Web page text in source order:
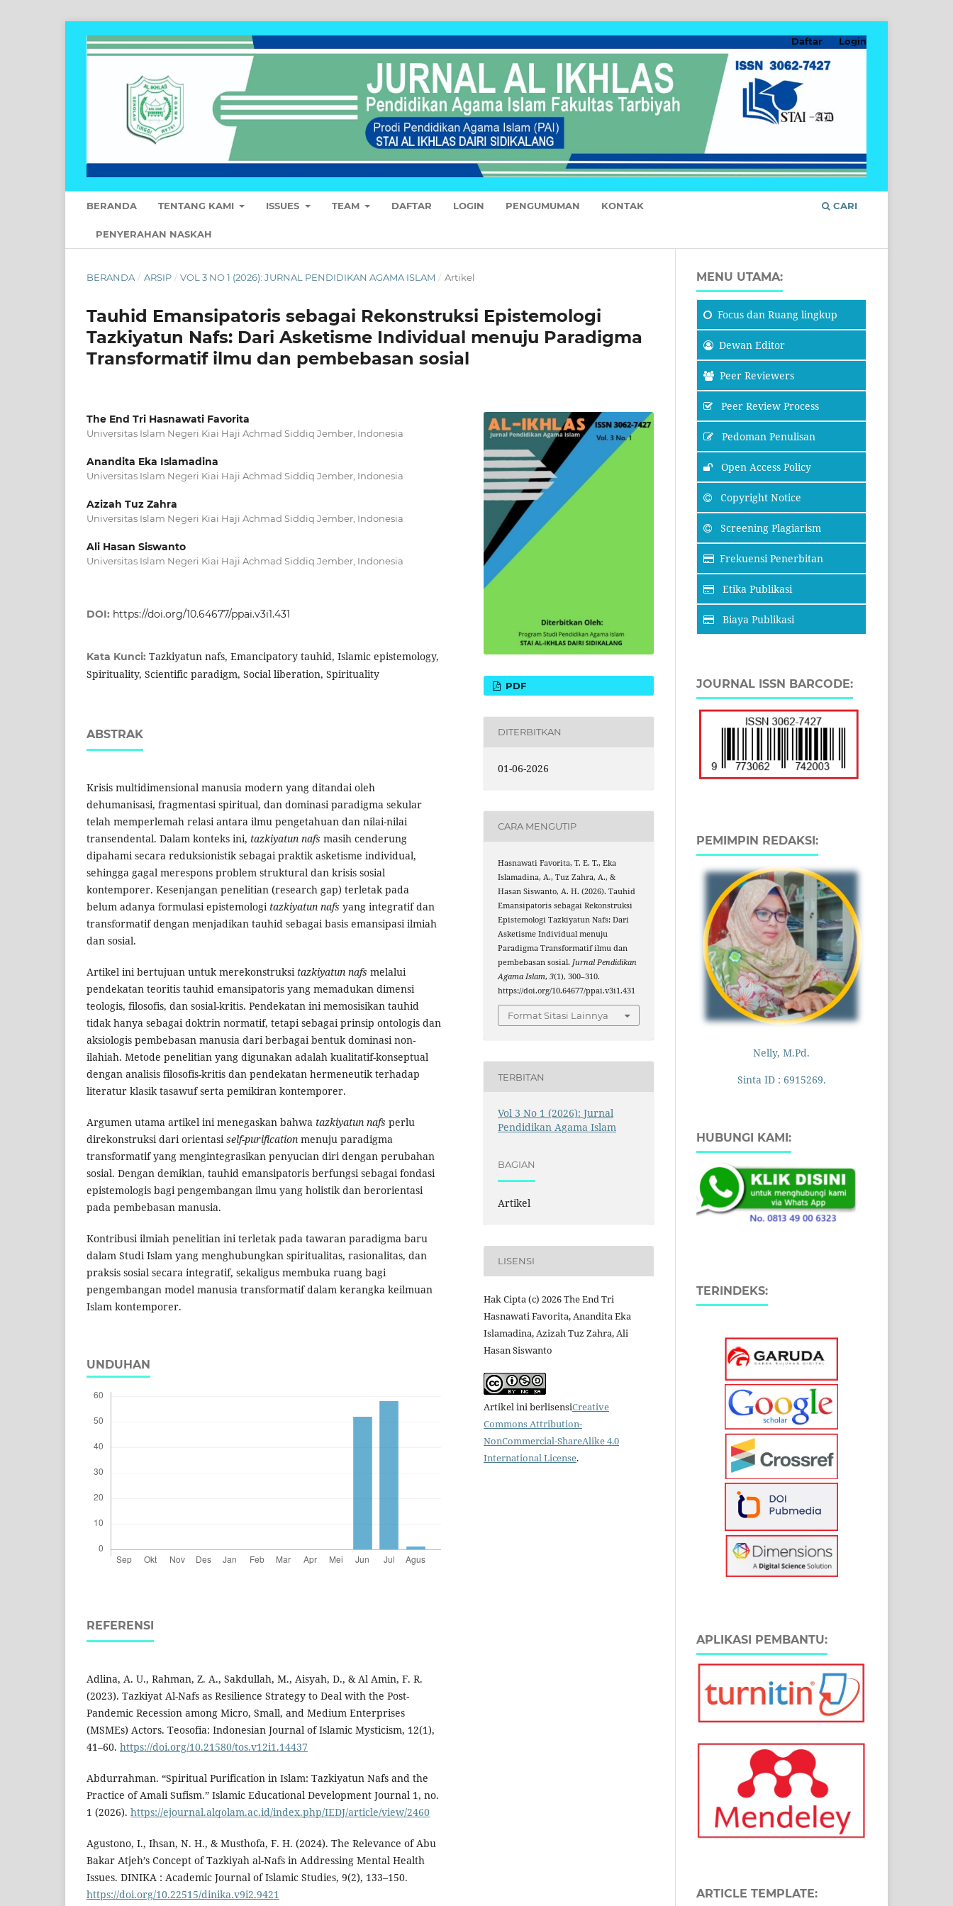
BERANDA TENTANG KAMI ISSUES TEAM DAFTAR LOGIN PENGUMUMAN KONTAK
PENYERAHAN NASKAH
CARI
Daftar Login
BERANDA / ARSIP / VOL 3 NO 1 (2026): JURNAL PENDIDIKAN AGAMA ISLAM / Artikel
Tauhid Emansipatoris sebagai Rekonstruksi Epistemologi
Tazkiyatun Nafs: Dari Asketisme Individual menuju Paradigma
Transformatif ilmu dan pembebasan sosial
The End Tri Hasnawati Favorita
Universitas Islam Negeri Kiai Haji Achmad Siddiq Jember, Indonesia
Anandita Eka Islamadina
Universitas Islam Negeri Kiai Haji Achmad Siddiq Jember, Indonesia
Azizah Tuz Zahra
Universitas Islam Negeri Kiai Haji Achmad Siddiq Jember, Indonesia
Ali Hasan Siswanto
Universitas Islam Negeri Kiai Haji Achmad Siddiq Jember, Indonesia
DOI: https://doi.org/10.64677/ppai.v3i1.431
Kata Kunci: Tazkiyatun nafs, Emancipatory tauhid, Islamic epistemology,
Spirituality, Scientific paradigm, Social liberation, Spirituality
ABSTRAK
Krisis multidimensional manusia modern yang ditandai oleh
dehumanisasi, fragmentasi spiritual, dan dominasi paradigma sekular
telah memperlemah relasi antara ilmu pengetahuan dan nilai-nilai
transendental. Dalam konteks ini, tazkiyatun nafs masih cenderung
dipahami secara reduksionistik sebagai praktik asketisme individual,
sehingga gagal merespons problem struktural dan krisis sosial
kontemporer. Kesenjangan penelitian (research gap) terletak pada
belum adanya formulasi epistemologi tazkiyatun nafs yang integratif dan
transformatif dengan menjadikan tauhid sebagai basis emansipasi ilmiah
dan sosial.
Artikel ini bertujuan untuk merekonstruksi tazkiyatun nafs melalui
pendekatan teoritis tauhid emansipatoris yang memadukan dimensi
teologis, filosofis, dan sosial-kritis. Pendekatan ini memosisikan tauhid
tidak hanya sebagai doktrin normatif, tetapi sebagai prinsip ontologis dan
aksiologis pembebasan manusia dari berbagai bentuk dominasi non-
ilahiah. Metode penelitian yang digunakan adalah kualitatif-konseptual
dengan analisis filosofis-kritis dan pendekatan hermeneutik terhadap
literatur klasik tasawuf serta pemikiran kontemporer.
Argumen utama artikel ini menegaskan bahwa tazkiyatun nafs perlu
direkonstruksi dari orientasiself-purification menuju paradigma
transformatif yang mengintegrasikan penyucian diri dengan perubahan
sosial. Dengan demikian, tauhid emansipatoris berfungsi sebagai fondasi
epistemologis bagi pengembangan ilmu yang holistik dan berorientasi
pada pembebasan manusia.
Kontribusi ilmiah penelitian ini terletak pada tawaran paradigma baru
dalam Studi Islam yang menghubungkan spiritualitas, rasionalitas, dan
praksis sosial secara integratif, sekaligus membuka ruang bagi
pengembangan model manusia transformatif dalam kerangka keilmuan
Islam kontemporer.
UNDUHAN
REFERENSI
Adlina, A. U., Rahman, Z. A., Sakdullah, M., Aisyah, D., & Al Amin, F. R.
(2023). Tazkiyat Al-Nafs as Resilience Strategy to Deal with the Post-
Pandemic Recession among Micro, Small, and Medium Enterprises
(MSMEs) Actors. Teosofia: Indonesian Journal of Islamic Mysticism, 12(1),
41–60. https://doi.org/10.21580/tos.v12i1.14437
Abdurrahman. “Spiritual Purification in Islam: Tazkiyatun Nafs and the
Practice of Amali Sufism.” Islamic Educational Development Journal 1, no.
1 (2026). https://ejournal.alqolam.ac.id/index.php/IEDJ/article/view/2460
Agustono, I., Ihsan, N. H., & Musthofa, F. H. (2024). The Relevance of Abu
Bakar Atjeh’s Concept of Tazkiyah al-Nafs in Addressing Mental Health
Issues. DINIKA : Academic Journal of Islamic Studies, 9(2), 133–150.
https://doi.org/10.22515/dinika.v9i2.9421
PDF
DITERBITKAN
01-06-2026
CARA MENGUTIP
Hasnawati Favorita, T. E. T., Eka
Islamadina, A., Tuz Zahra, A., &
Hasan Siswanto, A. H. (2026). Tauhid
Emansipatoris sebagai Rekonstruksi
Epistemologi Tazkiyatun Nafs: Dari
Asketisme Individual menuju
Paradigma Transformatif ilmu dan
pembebasan sosial.Jurnal Pendidikan
Agama Islam,3(1), 300–310.
https://doi.org/10.64677/ppai.v3i1.431
Format Sitasi Lainnya
TERBITAN
Vol 3 No 1 (2026): Jurnal
Pendidikan Agama Islam
BAGIAN
Artikel
LISENSI
Hak Cipta (c) 2026 The End Tri
Hasnawati Favorita, Anandita Eka
Islamadina, Azizah Tuz Zahra, Ali
Hasan Siswanto
Artikel ini berlisensiCreative
Commons Attribution-
NonCommercial-ShareAlike 4.0
International License.
MENU UTAMA:
Focus dan Ruang lingkup
Dewan Editor
Peer Reviewers
Peer Review Process
Pedoman Penulisan
Open Access Policy
Copyright Notice
Screening Plagiarism
Frekuensi Penerbitan
Etika Publikasi
Biaya Publikasi
JOURNAL ISSN BARCODE:
PEMIMPIN REDAKSI:
Nelly, M.Pd.
Sinta ID : 6915269.
HUBUNGI KAMI:
TERINDEKS:
APLIKASI PEMBANTU:
ARTICLE TEMPLATE: